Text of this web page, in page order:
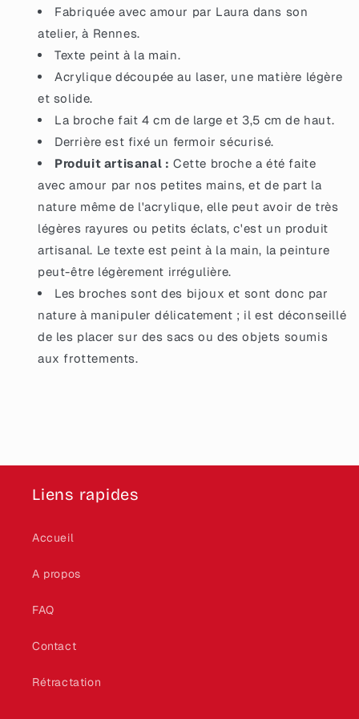
vertes
vertes
Fabriquée avec amour par Laura dans son
atelier, à Rennes.
Texte peint à la main.
Acrylique découpée au laser, une matière légère
et solide.
La broche fait 4 cm de large et 3,5 cm de haut.
Derrière est fixé un fermoir sécurisé.
Produit artisanal : Cette broche a été faite
avec amour par nos petites mains, et de part la
nature même de l'acrylique, elle peut avoir de très
légères rayures ou petits éclats, c'est un produit
artisanal. Le texte est peint à la main, la peinture
peut-être légèrement irrégulière.
Les broches sont des bijoux et sont donc par
nature à manipuler délicatement ; il est déconseillé
de les placer sur des sacs ou des objets soumis
aux frottements.
Liens rapides
Accueil
A propos
FAQ
Contact
Rétractation